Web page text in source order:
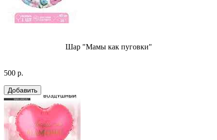
Шар "Мамы как пуговки"
500 р.